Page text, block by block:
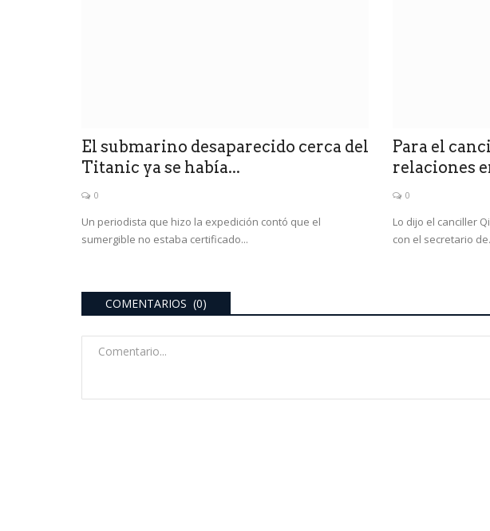
El submarino desaparecido cerca del
Titanic ya se había...
0
Un periodista que hizo la expedición contó que el
sumergible no estaba certificado...
Para el
relaciones
0
Lo dijo el canciller
con el secretario
COMENTARIOS (0)